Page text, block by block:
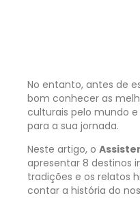
No entanto, antes de
bom conhecer as
culturais pelo mundo
para a sua jornada.
Neste artigo, o
apresentar 8 destinos
tradições e os relatos
contar a história do